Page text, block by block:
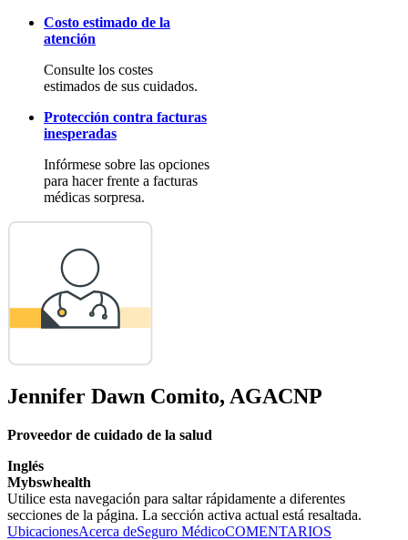
Costo estimado de la
atención
Consulte los costes
estimados de sus cuidados.
Protección contra facturas
inesperadas
Infórmese sobre las opciones
para hacer frente a facturas
médicas sorpresa.
Jennifer Dawn Comito, AGACNP
Proveedor de cuidado de la salud
Inglés
Mybswhealth
Utilice esta navegación para saltar rápidamente a diferentes
secciones de la página. La sección activa actual está resaltada.
UbicacionesAcerca deSeguro MédicoCOMENTARIOS